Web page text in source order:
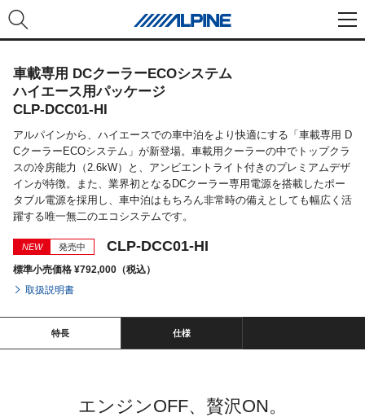
車載専用 DCクーラーECOシステム
ハイエース用パッケージ
CLP-DCC01-HI
アルパインから、ハイエースでの車中泊をより快適にする「車載専用 D
CクーラーECOシステム」が新登場。車載用クーラーの中でトップクラ
スの冷房能力（2.6kW）と、アンビエントライト付きのプレミアムデザ
インが特徴。また、業界初となるDCクーラー専用電源を搭載したポー
タブル電源を採用し、車中泊はもちろん非常時の備えとしても幅広く活
躍する唯一無二のエコシステムです。
NEW 発売中 CLP-DCC01-HI
標準小売価格 ¥792,000（税込）
取扱説明書
特長 仕様
エンジンOFF、贅沢ON。